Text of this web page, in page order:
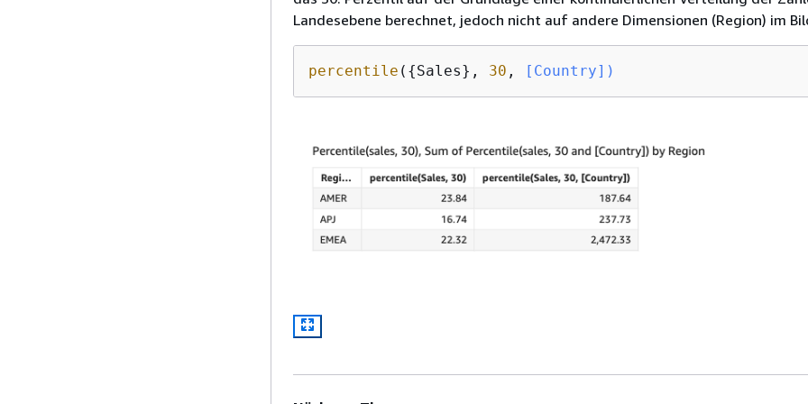
Landesebene berechnet, jedoch nicht auf andere Dimensionen (Region) im
percentile ( {Sales}, 30 , [Country])